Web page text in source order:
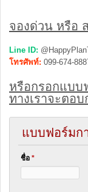
จองด่วน หรือ
Line ID:
โทรศัพท์: 099-674-
หรือกรอกแบบ
ทางเราจะตอ
แบบฟอร์มก
ชื่อ *